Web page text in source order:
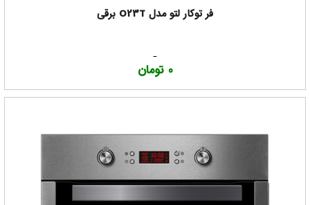
فر توکار لتو مدل O23T برقی
0 تومان